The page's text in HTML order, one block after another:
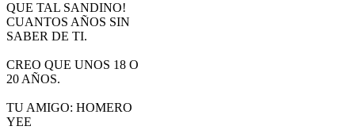
QUE TAL SANDINO!
CUANTOS AÑOS SIN
SABER DE TI.
CREO QUE UNOS 18 O
20 AÑOS.
TU AMIGO: HOMERO
YEE